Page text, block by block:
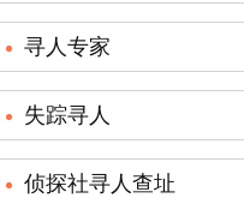
寻人专家
失踪寻人
侦探社寻人查址